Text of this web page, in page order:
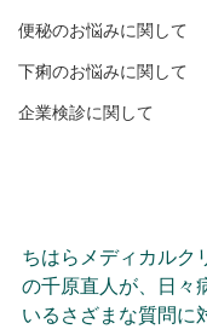
便秘のお悩みに関して
下痢のお悩みに関して
企業検診に関して
ちはらメディカルク
の千原直人が、日々
いるさざまな質問に